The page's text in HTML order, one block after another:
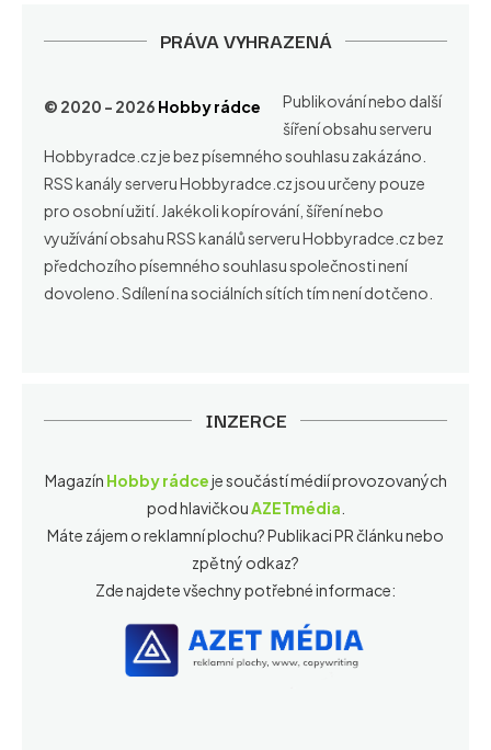
INZERCE
Magazín Hobby rádceje součástí médií provozovaných
pod hlavičkouAZETmédia
Máte zájem o reklamní plochu? Publikaci PR článku nebo
zpětný odkaz?
Zde najdete všechny potřebné informace:
PRÁVA VYHRAZENÁ
© 2020 - 2026 Hobby rádce
Publikování nebo další
šíření obsahu serveru
Hobbyradce.cz je bez písemného souhlasu zakázáno.
RSS kanály serveru Hobbyradce.cz jsou určeny pouze
pro osobní užití. Jakékoli kopírování, šíření nebo
využívání obsahu RSS kanálů serveru Hobbyradce.cz bez
předchozího písemného souhlasu společnosti není
dovoleno. Sdílení na sociálních sítích tím není dotčeno.